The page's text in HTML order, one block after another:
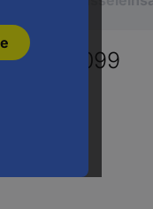
816099